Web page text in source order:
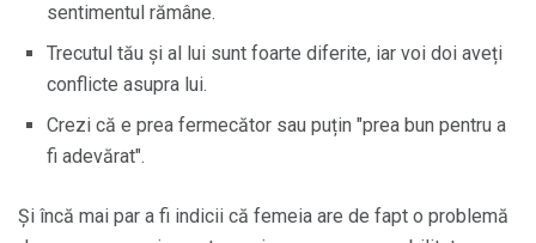
sentimentul rămâne.
Trecutul tău și al lui sunt foarte diferite, iar voi doi aveți
conflicte asupra lui.
Crezi că e prea fermecător sau puțin "prea bun pentru a
fi adevărat".
Și încă mai par a fi indicii că femeia are de fapt o problemă